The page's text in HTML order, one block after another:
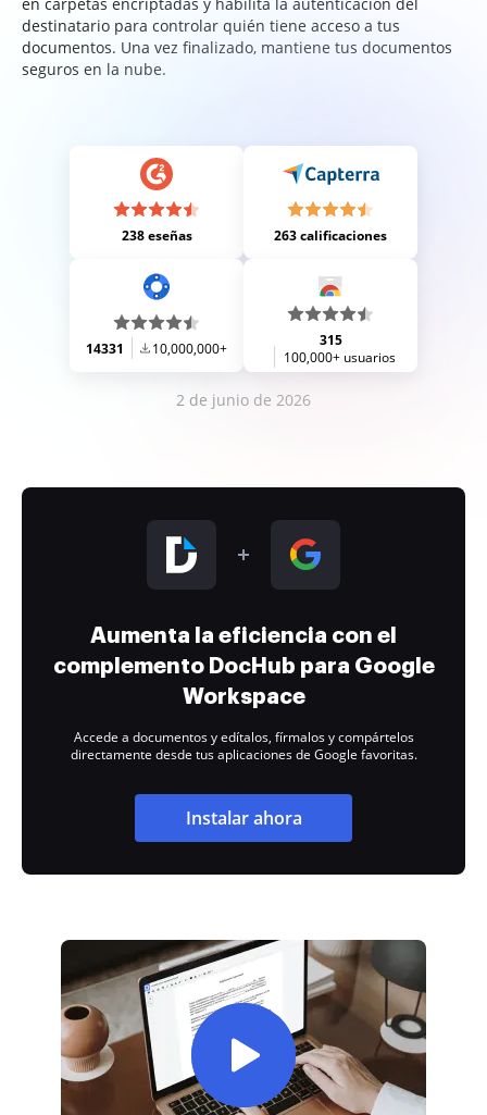
destinatario para controlar quién tiene acceso a tus
documentos. Una vez finalizado, mantiene tus documentos
seguros en la nube.
238 eseñas 263 calificaciones
14331 10,000,000+
315
100,000+ usuarios
2 de junio de 2026
Aumenta la eficiencia con el
complemento DocHub para Google
Workspace
Accede a documentos y edítalos, fírmalos y compártelos
directamente desde tus aplicaciones de Google favoritas.
Instalar ahora